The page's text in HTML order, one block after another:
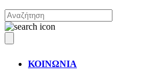
ΚΟΙΝΩΝΙΑ